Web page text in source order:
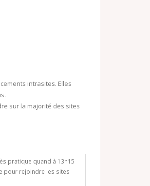
intrasites. Elles
sur la majorité des sites
pratique quand à 13h15
pour rejoindre les sites